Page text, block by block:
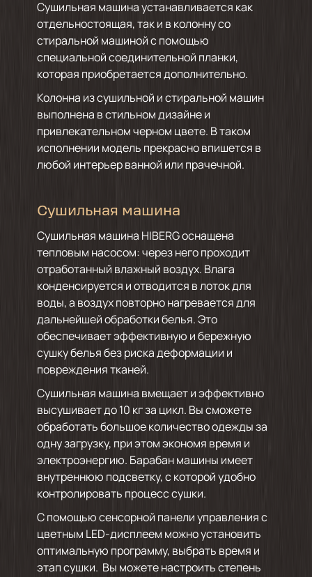
Сушильная машина устанавливается как
отдельностоящая, так и в колонну со
стиральной машиной с помощью
специальной соединительной планки,
которая приобретается дополнительно.
Колонна из сушильной и стиральной машин
выполнена в стильном дизайне и
привлекательном черном цвете. В таком
исполнении модель прекрасно впишется в
любой интерьер ванной или прачечной.
Сушильная машина
Сушильная машина HIBERG оснащена
тепловым насосом: через него проходит
отработанный влажный воздух. Влага
конденсируется и отводится в лоток для
воды, а воздух повторно нагревается для
дальнейшей обработки белья. Это
обеспечивает эффективную и бережную
сушку белья без риска деформации и
повреждения тканей.
Сушильная машина вмещает и эффективно
высушивает до 10 кг за цикл. Вы сможете
обработать большое количество одежды за
одну загрузку, при этом экономя время и
электроэнергию. Барабан машины имеет
внутреннюю подсветку, с которой удобно
контролировать процесс сушки.
С помощью сенсорной панели управления с
цветным LED-дисплеем можно установить
оптимальную программу, выбрать время и
этап сушки. Вы можете настроить степень